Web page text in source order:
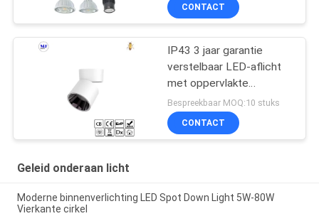
CONTACT
IP43 3 jaar garantie
verstelbaar LED-aflicht
met oppervlakte
bevestiging Voor
thuisgebruik in
winkelcentra
Bespreekbaar MOQ:10 stuks
CONTACT
Geleid onderaan licht
Moderne binnenverlichting LED Spot Down Light 5W-80W
Vierkante cirkel